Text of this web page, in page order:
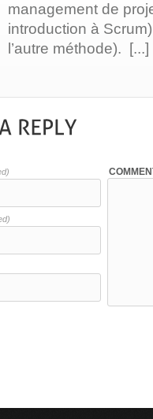
management de
introduction à
l’autre méthode). [...]